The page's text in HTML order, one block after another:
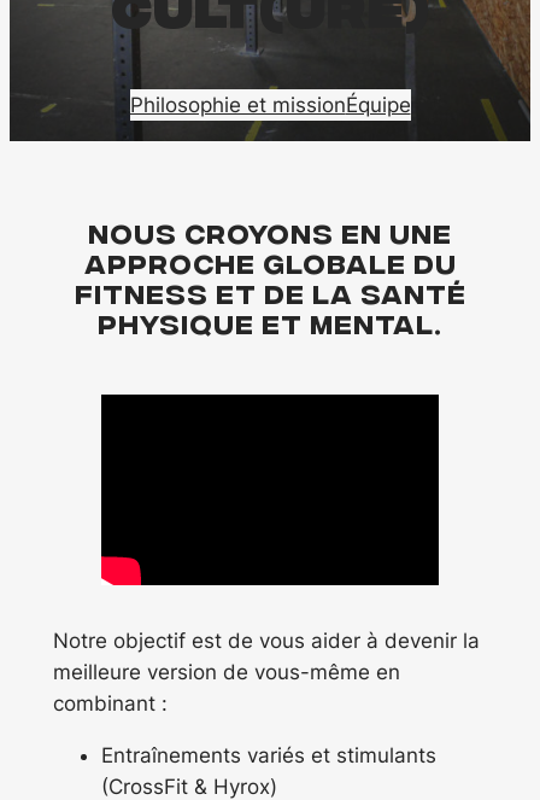
Philosophie et missionÉquipe
Nous croyons en une
approche globale du
Fitness et de la santé
physique et mental.
Notre objectif est de vous aider à devenir la
meilleure version de vous-même en
combinant :
Entraînements variés et stimulants
(CrossFit & Hyrox)